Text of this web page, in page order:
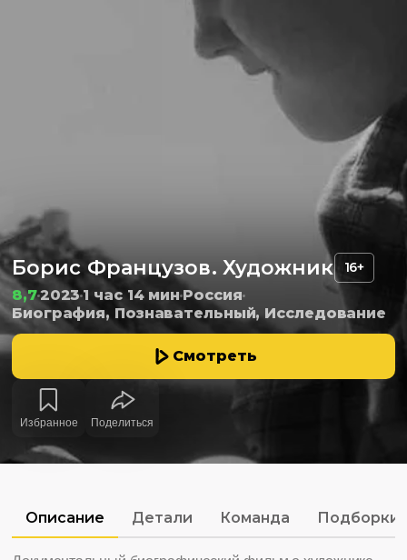
Борис Французов. Художник 16+
8,720231 час 14 мин Россия
Биография, Познавательный, Исследование
Смотреть
Избранное Поделиться
Описание Детали Команда Подборки